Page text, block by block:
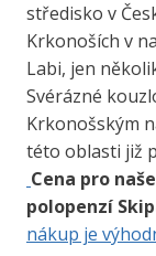
středisko v
Krkonoších v
Labi, jen
Svérázné
Krkonošským
této oblasti již
Cena pro
polopenzí
nákup je